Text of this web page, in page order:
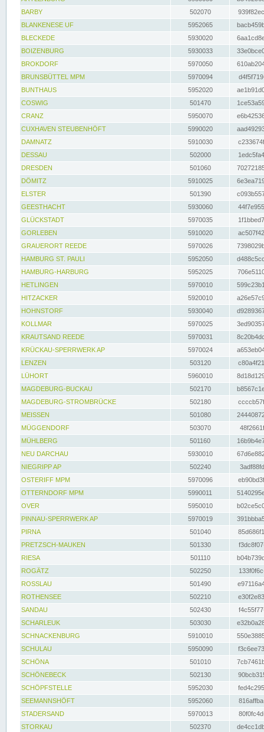
BARBY
502070
BLANKENESE UF
5952065
BLECKEDE
5930020
BOIZENBURG
5930033
BROKDORF
5970050
BRUNSBÜTTEL MPM
5970094
BUNTHAUS
5952020
COSWIG
501470
CRANZ
5950070
CUXHAVEN STEUBENHÖFT
5990020
DAMNATZ
5910030
DESSAU
502000
DRESDEN
501060
DÖMITZ
5910025
ELSTER
501390
GEESTHACHT
5930060
GLÜCKSTADT
5970035
GORLEBEN
5910020
GRAUERORT REEDE
5970026
HAMBURG ST. PAULI
5952050
HAMBURG-HARBURG
5952025
HETLINGEN
5970010
HITZACKER
5920010
HOHNSTORF
5930040
KOLLMAR
5970025
KRAUTSAND REEDE
5970031
KRÜCKAU-SPERRWERK AP
5970024
LENZEN
503120
LÜHORT
5960010
MAGDEBURG-BUCKAU
502170
MAGDEBURG-STROMBRÜCKE
502180
MEISSEN
501080
MÜGGENDORF
503070
MÜHLBERG
501160
NEU DARCHAU
5930010
NIEGRIPP AP
502240
OSTERIFF MPM
5970096
OTTERNDORF MPM
5990011
OVER
5950010
PINNAU-SPERRWERK AP
5970019
PIRNA
501040
PRETZSCH-MAUKEN
501330
RIESA
501110
ROGÄTZ
502250
ROSSLAU
501490
ROTHENSEE
502210
SANDAU
502430
SCHARLEUK
503030
SCHNACKENBURG
5910010
SCHULAU
5950090
SCHÖNA
501010
SCHÖNEBECK
502130
SCHÖPFSTELLE
5952030
SEEMANNSHÖFT
5952060
STADERSAND
5970013
STORKAU
502370